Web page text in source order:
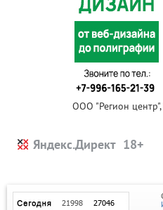
ООО "Регион
Яндекс.Директ